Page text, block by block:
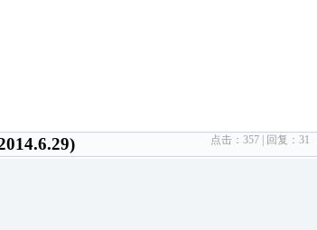
点击： 357 | 回复： 31